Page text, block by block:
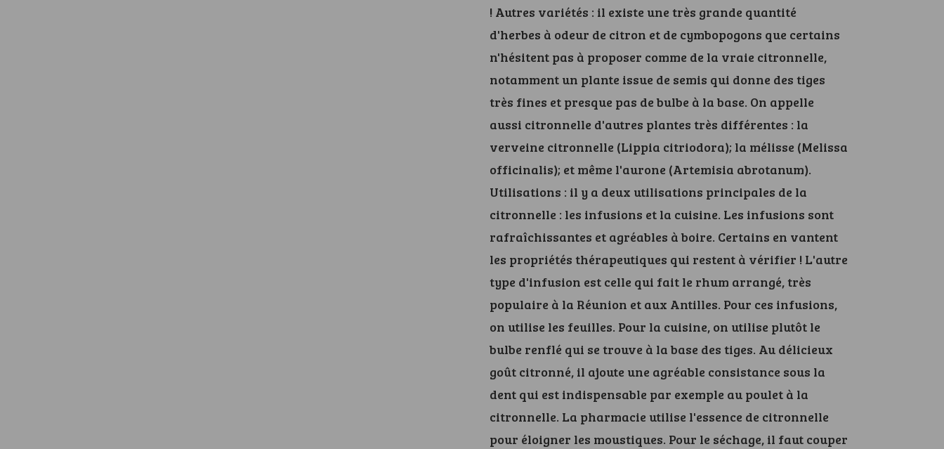
! Autres variétés : il existe une très grande quantité
d'herbes à odeur de citron et de cymbopogons que certains
n'hésitent pas à proposer comme de la vraie citronnelle,
notamment un plante issue de semis qui donne des tiges
très fines et presque pas de bulbe à la base. On appelle
aussi citronnelle d'autres plantes très différentes : la
verveine citronnelle (Lippia citriodora); la mélisse (Melissa
officinalis); et même l'aurone (Artemisia abrotanum).
Utilisations : il y a deux utilisations principales de la
citronnelle : les infusions et la cuisine. Les infusions sont
rafraîchissantes et agréables à boire. Certains en vantent
les propriétés thérapeutiques qui restent à vérifier ! L'autre
type d'infusion est celle qui fait le rhum arrangé, très
populaire à la Réunion et aux Antilles. Pour ces infusions,
on utilise les feuilles. Pour la cuisine, on utilise plutôt le
bulbe renflé qui se trouve à la base des tiges. Au délicieux
goût citronné, il ajoute une agréable consistance sous la
dent qui est indispensable par exemple au poulet à la
citronnelle. La pharmacie utilise l'essence de citronnelle
pour éloigner les moustiques. Pour le séchage, il faut couper